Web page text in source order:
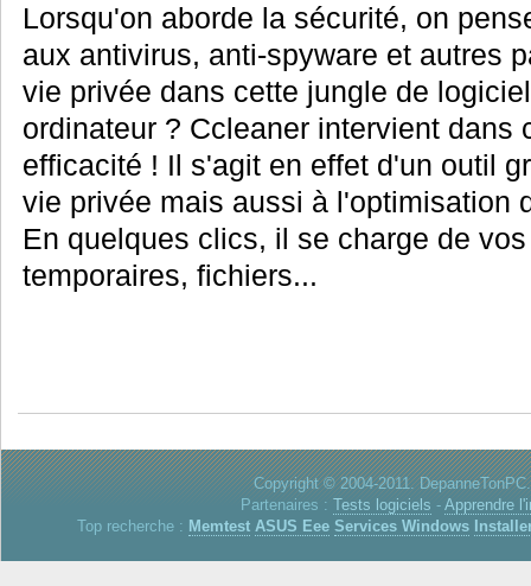
Lorsqu'on aborde la sécurité, on
aux antivirus, anti-spyware et autres
vie privée dans cette jungle de
ordinateur ? Ccleaner intervient dans
efficacité ! Il s'agit en effet d'un outil
vie privée mais aussi à l'optimisation
En quelques clics, il se charge de
temporaires, fichiers...
Copyright © 2004-2011.
Partenaires : Tests logiciels - Apprendre
Top recherche : Memtest ASUS Eee Services Windows